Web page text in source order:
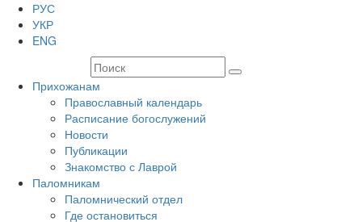
РУС
УКР
ENG
Прихожанам
Православный календарь
Расписание богослужений
Новости
Публикации
Знакомство с Лаврой
Паломникам
Паломнический отдел
Где остановиться